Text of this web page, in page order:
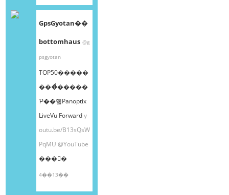
GpsGyotan��
bottomhaus @g
psgyotan
TOP50�����
���ͤ�����
Ƥ��줿Panoptix
LiveVu Forwardy
outu.be/B13sQsW
PqMU @YouTube
���󤫤�
4��13��